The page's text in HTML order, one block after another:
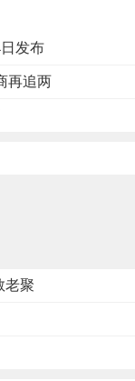
发布
再追两
老聚